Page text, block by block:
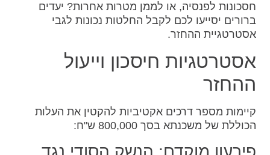
חסכונות לפנסיה, או לממן מטרות אחרות? יעדים
ברורים יסייעו לכם לקבל החלטות נכונות לגבי
אסטרטגיית ההחזר.
אסטרטגיות חיסכון וייעול
ההחזר
קיימות מספר דרכים אקטיביות להקטין את העלות
הכוללת של משכנתא בסך 800,000 ש"ח: